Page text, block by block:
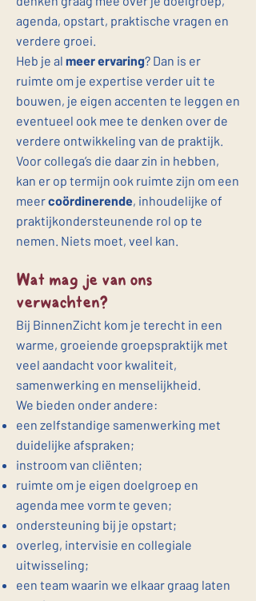
agenda, opstart, praktische vragen en
verdere groei.
Heb je al meer ervaring? Dan is er
ruimte om je expertise verder uit te
bouwen, je eigen accenten te leggen en
eventueel ook mee te denken over de
verdere ontwikkeling van de praktijk.
Voor collega’s die daar zin in hebben,
kan er op termijn ook ruimte zijn om een
meercoördinerende, inhoudelijke of
praktijkondersteunende rol op te
nemen. Niets moet, veel kan.
Wat mag je van ons
verwachten?
Bij BinnenZicht kom je terecht in een
warme, groeiende groepspraktijk met
veel aandacht voor kwaliteit,
samenwerking en menselijkheid.
We bieden onder andere:
een zelfstandige samenwerking met
duidelijke afspraken;
instroom van cliënten;
ruimte om je eigen doelgroep en
agenda mee vorm te geven;
ondersteuning bij je opstart;
overleg, intervisie en collegiale
uitwisseling;
een team waarin we elkaar graag laten